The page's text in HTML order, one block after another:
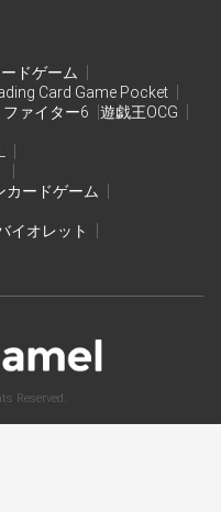
ードゲーム
Card Game Pocket
ァイター6
遊戯王OCG
カードゲーム
イオレット
Reserved.